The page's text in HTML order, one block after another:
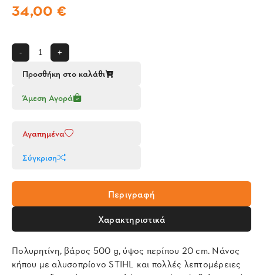
34,00 €
- +
Προσθήκη στο καλάθι
Άμεση Αγορά
Αγαπημένα
Σύγκριση
Περιγραφή
Χαρακτηριστικά
Πολυρητίνη, βάρος 500 g, ύψος περίπου 20 cm. Νάνος
κήπου με αλυσοπρίονο STIHL και πολλές λεπτομέρειες